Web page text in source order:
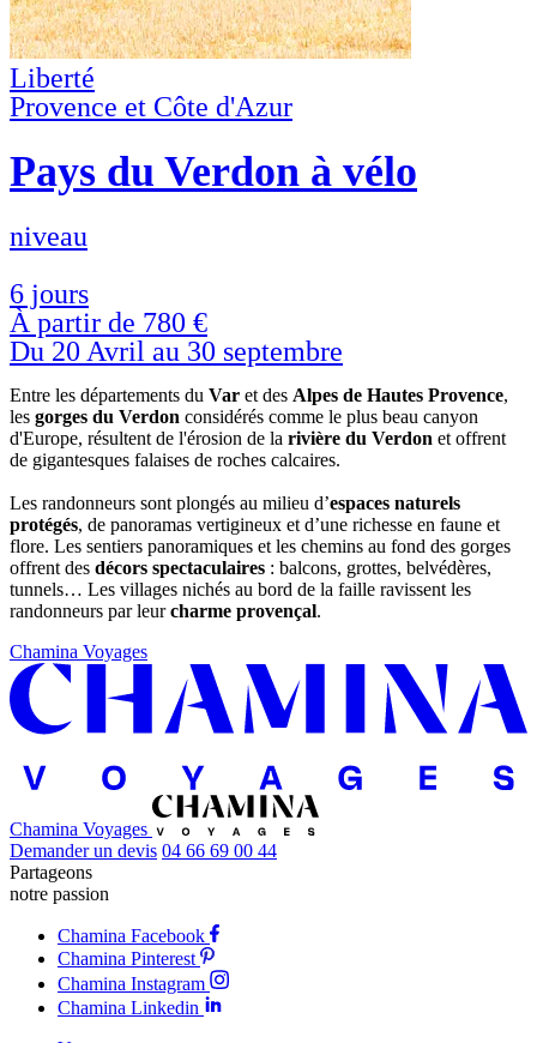
Liberté
Provence et Côte d'Azur
Pays du Verdon à vélo
niveau
6 jours
À partir de 780 €
Du 20 Avril au 30 septembre
Entre les départements du Var et des Alpes de Hautes Provence,
les gorges du Verdon considérés comme le plus beau canyon
d'Europe, résultent de l'érosion de la rivière du Verdon et offrent
de gigantesques falaises de roches calcaires.
Les randonneurs sont plongés au milieu d’espaces naturels
protégés, de panoramas vertigineux et d’une richesse en faune et
flore. Les sentiers panoramiques et les chemins au fond des gorges
offrent des décors spectaculaires : balcons, grottes, belvédères,
tunnels… Les villages nichés au bord de la faille ravissent les
randonneurs par leurcharme provençal.
Chamina Voyages
Chamina Voyages
Demander un devis 04 66 69 00 44
Partageons
notre passion
Chamina Facebook
Chamina Pinterest
Chamina Instagram
Chamina Linkedin